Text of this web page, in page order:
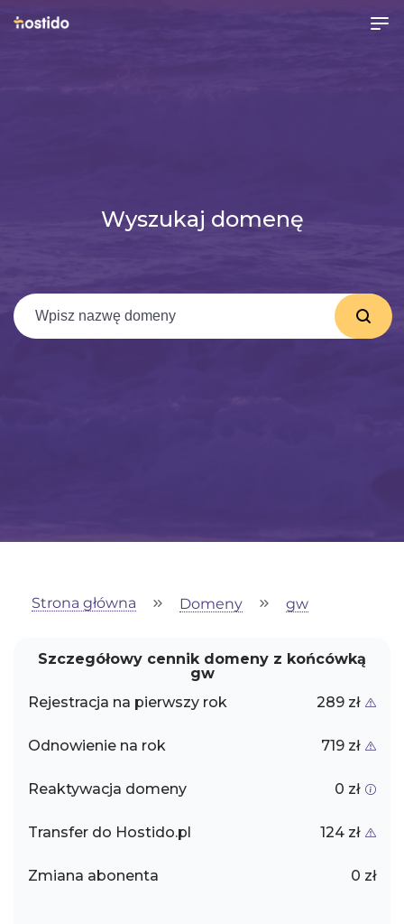
Wyszukaj domenę
Strona główna Domeny gw
Szczegółowy cennik domeny z końcówką
gw
Rejestracja na pierwszy rok
289 zł
Odnowienie na rok 719 zł
Reaktywacja domeny 0 zł
Transfer do Hostido.pl 124 zł
Zmiana abonenta 0 zł